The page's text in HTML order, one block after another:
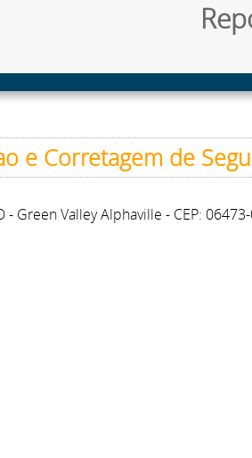
e Corretagem de
Green Valley Alphaville - CEP: